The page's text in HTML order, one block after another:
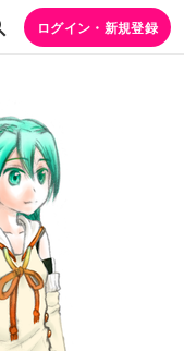
ログイン・新規登録